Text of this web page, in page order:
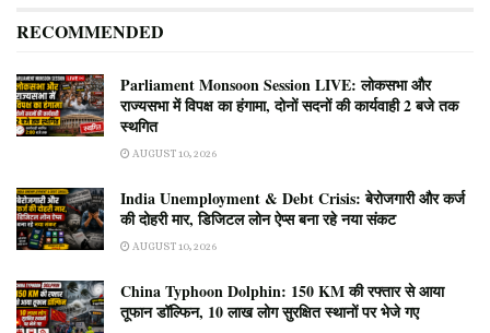
RECOMMENDED
Parliament Monsoon Session LIVE: लोकसभा और
राज्यसभा में विपक्ष का हंगामा, दोनों सदनों की कार्यवाही 2 बजे तक
स्थगित
AUGUST 10, 2026
India Unemployment & Debt Crisis: बेरोजगारी और कर्ज
की दोहरी मार, डिजिटल लोन ऐप्स बना रहे नया संकट
AUGUST 10, 2026
China Typhoon Dolphin: 150 KM की रफ्तार से आया
तूफान डॉल्फिन, 10 लाख लोग सुरक्षित स्थानों पर भेजे गए